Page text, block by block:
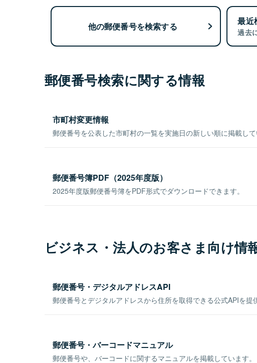
他の郵便番号を検索する 最近
過去
郵便番号検索に関する情報
市町村変更情報
郵便番号を公表した市町村の一覧を実施日の新しい順に掲載して
郵便番号簿PDF（2025年度版）
2025年度版郵便番号簿をPDF形式でダウンロードできます。
ビジネス・法人のお客さま向け情
郵便番号・デジタルアドレスAPI
郵便番号とデジタルアドレスから住所を取得できる公式APIを提
郵便番号・バーコードマニュアル
郵便番号や、バーコードに関するマニュアルを掲載しています。